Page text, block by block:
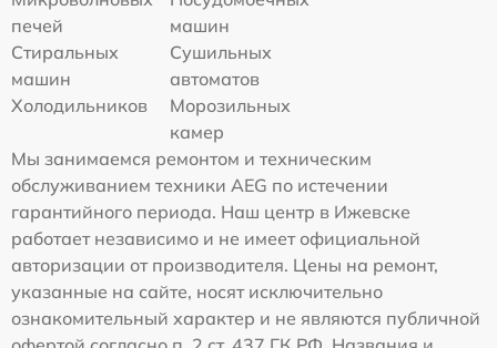
печей
машин
Стиральных
машин
Сушильных
автоматов
Холодильников
Морозильных
камер
Мы занимаемся ремонтом и техническим
обслуживанием техники AEG по истечении
гарантийного периода. Наш центр в Ижевске
работает независимо и не имеет официальной
авторизации от производителя. Цены на ремонт,
указанные на сайте, носят исключительно
ознакомительный характер и не являются публичной